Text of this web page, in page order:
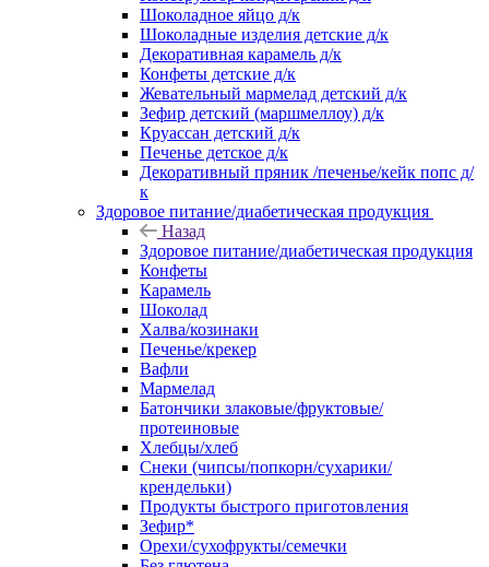
Шоколадное яйцо д/к
Шоколадные изделия детские д/к
Декоративная карамель д/к
Конфеты детские д/к
Жевательный мармелад детский д/к
Зефир детский (маршмеллоу) д/к
Круассан детский д/к
Печенье детское д/к
Декоративный пряник /печенье/кейк попс д/
к
Здоровое питание/диабетическая продукция
Назад
Здоровое питание/диабетическая продукция
Конфеты
Карамель
Шоколад
Халва/козинаки
Печенье/крекер
Вафли
Мармелад
Батончики злаковые/фруктовые/
протеиновые
Хлебцы/хлеб
Снеки (чипсы/попкорн/сухарики/
крендельки)
Продукты быстрого приготовления
Зефир*
Орехи/сухофрукты/семечки